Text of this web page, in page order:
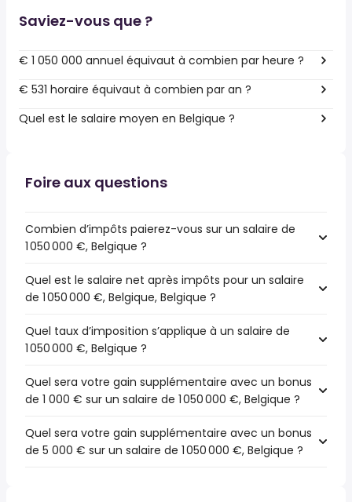
Saviez-vous que ?
€ 1 050 000 annuel équivaut à combien par heure ?
€ 531 horaire équivaut à combien par an ?
Quel est le salaire moyen en Belgique ?
Foire aux questions
Combien d’impôts paierez-vous sur un salaire de
1 050 000 €, Belgique ?
Quel est le salaire net après impôts pour un salaire
de 1 050 000 €, Belgique, Belgique ?
Quel taux d’imposition s’applique à un salaire de
1 050 000 €, Belgique ?
Quel sera votre gain supplémentaire avec un bonus
de 1 000 € sur un salaire de 1 050 000 €, Belgique ?
Quel sera votre gain supplémentaire avec un bonus
de 5 000 € sur un salaire de 1 050 000 €, Belgique ?